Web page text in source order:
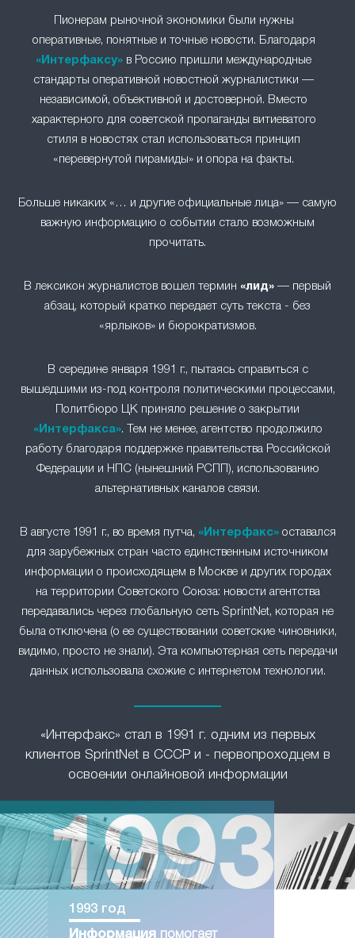
Пионерам рыночной экономики были нужны
оперативные, понятные и точные новости. Благодаря
«Интерфаксу» в Россию пришли международные
стандарты оперативной новостной журналистики —
независимой, объективной и достоверной. Вместо
характерного для советской пропаганды витиеватого
стиля в новостях стал использоваться принцип
«перевернутой пирамиды» и опора на факты.
Больше никаких «… и другие официальные лица» — самую
важную информацию о событии стало возможным
прочитать.
В лексикон журналистов вошел термин «лид» — первый
абзац, который кратко передает суть текста - без
«ярлыков» и бюрократизмов.
В середине января 1991 г., пытаясь справиться с
вышедшими из-под контроля политическими процессами,
Политбюро ЦК приняло решение о закрытии
«Интерфакса». Тем не менее, агентство продолжило
работу благодаря поддержке правительства Российской
Федерации и НПС (нынешний РСПП), использованию
альтернативных каналов связи.
В августе 1991 г., во время путча, «Интерфакс»оставался
для зарубежных стран часто единственным источником
информации о происходящем в Москве и других городах
на территории Советского Союза: новости агентства
передавались через глобальную сеть SprintNet, которая не
была отключена (о ее существовании советские чиновники,
видимо, просто не знали). Эта компьютерная сеть передачи
данных использовала схожие с интернетом технологии.
«Интерфакс» стал в 1991 г. одним из первых
клиентов SprintNet в СССР и - первопроходцем в
освоении онлайновой информации
1993 год
Информация помогает